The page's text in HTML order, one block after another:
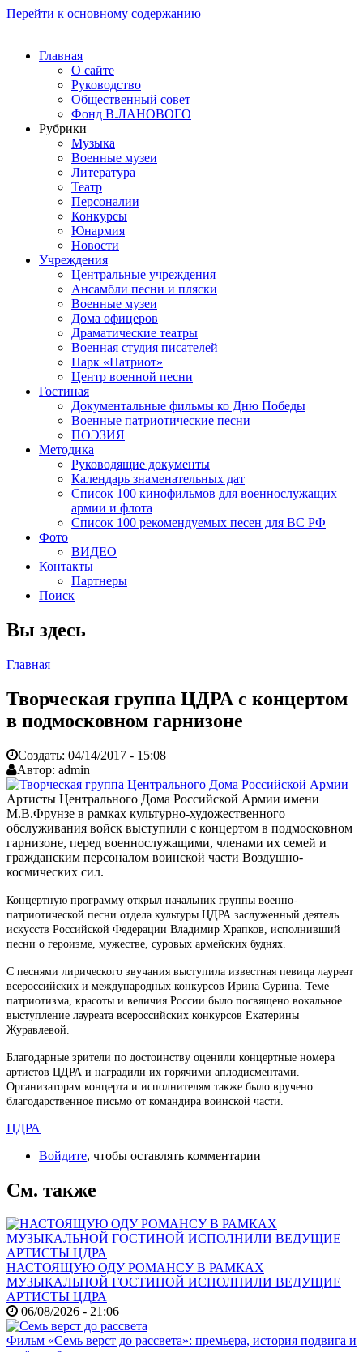
Перейти к основному содержанию
Главная
О сайте
Руководство
Общественный совет
Фонд В.ЛАНОВОГО
Рубрики
Музыка
Военные музеи
Литература
Театр
Персоналии
Конкурсы
Юнармия
Новости
Учреждения
Центральные учреждения
Ансамбли песни и пляски
Военные музеи
Дома офицеров
Драматические театры
Военная студия писателей
Парк «Патриот»
Центр военной песни
Гостиная
Документальные фильмы ко Дню Победы
Военные патриотические песни
ПОЭЗИЯ
Методика
Руководящие документы
Календарь знаменательных дат
Список 100 кинофильмов для военнослужащих
армии и флота
Список 100 рекомендуемых песен для ВС РФ
Фото
ВИДЕО
Контакты
Партнеры
Поиск
Вы здесь
Главная
Творческая группа ЦДРА с концертом
в подмосковном гарнизоне
Создать: 04/14/2017 - 15:08
Автор: admin
Артисты Центрального Дома Российской Армии имени
М.В.Фрунзе в рамках культурно-художественного
обслуживания войск выступили с концертом в подмосковном
гарнизоне, перед военнослужащими, членами их семей и
гражданским персоналом воинской части Воздушно-
космических сил.
Концертную программу открыл начальник группы военно-
патриотической песни отдела культуры ЦДРА заслуженный деятель
искусств Российской Федерации Владимир Храпков, исполнивший
песни о героизме, мужестве, суровых армейских буднях.
С песнями лирического звучания выступила известная певица лауреат
всероссийских и международных конкурсов Ирина Сурина. Теме
патриотизма, красоты и величия России было посвящено вокальное
выступление лауреата всероссийских конкурсов Екатерины
Журавлевой.
Благодарные зрители по достоинству оценили концертные номера
артистов ЦДРА и наградили их горячими аплодисментами.
Организаторам концерта и исполнителям также было вручено
благодарственное письмо от командира воинской части.
ЦДРА
Войдите, чтобы оставлять комментарии
См. также
НАСТОЯЩУЮ ОДУ РОМАНСУ В РАМКАХ
МУЗЫКАЛЬНОЙ ГОСТИНОЙ ИСПОЛНИЛИ ВЕДУЩИЕ
АРТИСТЫ ЦДРА
06/08/2026 - 21:06
Фильм «Семь верст до рассвета»: премьера, история подвига и